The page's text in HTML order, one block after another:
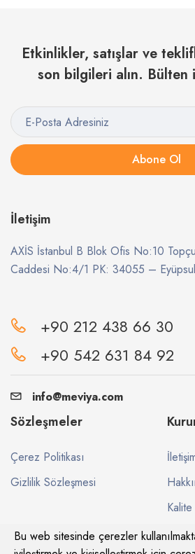
Etkinlikler, satışlar ve
son bilgileri alın. Bülten
Abone Ol
İletişim
AXİS İstanbul B Blok Ofis No:10
Caddesi No:4/1 PK: 34055 –
+90 212 438 66 30
+90 542 631 84 92
info@meviya.com
Sözleşmeler
Çerez Politikası
Gizlilik Sözleşmesi
Bu web sitesinde çerezler